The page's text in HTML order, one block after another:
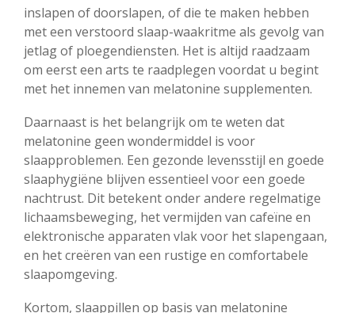
inslapen of doorslapen, of die te maken hebben
met een verstoord slaap-waakritme als gevolg van
jetlag of ploegendiensten. Het is altijd raadzaam
om eerst een arts te raadplegen voordat u begint
met het innemen van melatonine supplementen.
Daarnaast is het belangrijk om te weten dat
melatonine geen wondermiddel is voor
slaapproblemen. Een gezonde levensstijl en goede
slaaphygiëne blijven essentieel voor een goede
nachtrust. Dit betekent onder andere regelmatige
lichaamsbeweging, het vermijden van cafeïne en
elektronische apparaten vlak voor het slapengaan,
en het creëren van een rustige en comfortabele
slaapomgeving.
Kortom, slaappillen op basis van melatonine